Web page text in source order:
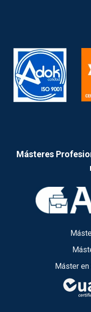
Másteres
Máster